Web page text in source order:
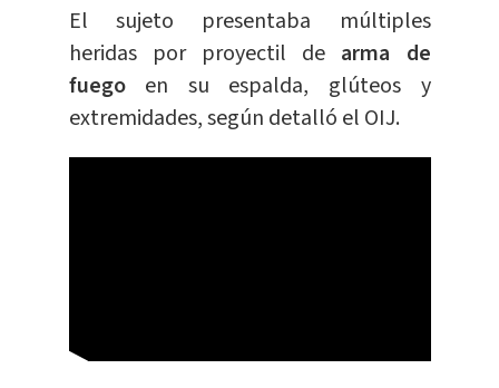
El sujeto presentaba múltiples
heridas por proyectil de arma de
fuego en su espalda, glúteos y
extremidades, según detalló el OIJ.